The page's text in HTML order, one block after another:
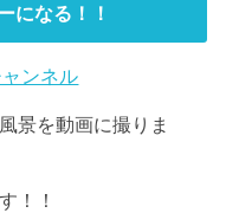
になる！！
ンネル
景を動画に撮りま
！！